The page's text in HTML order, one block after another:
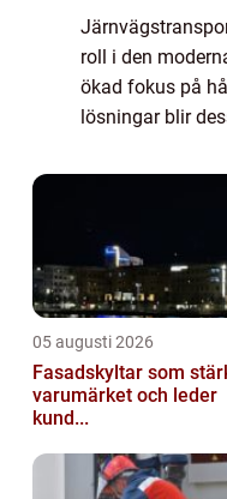
roll i den
ökad fokus på
lösningar blir
05 augusti 2026
Fasadskyltar som
varumärket och leder
kund...